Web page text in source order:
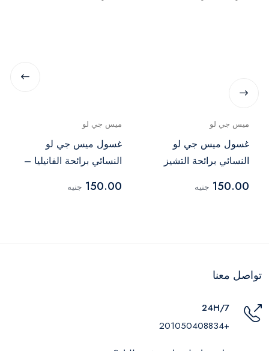
ميس جي لو
غسول ميس جي لو
النسائي برائحة التشيز
150.00 جنيه
ميس جي لو
غسول ميس جي لو
النسائي برائحة الفانيليا –
150.00 جنيه
تواصل معنا
24H/7
+201050408834